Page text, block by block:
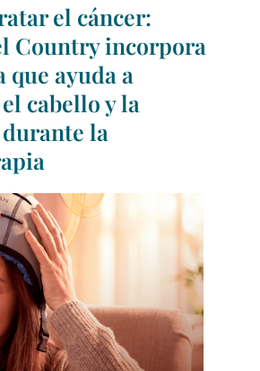
el cáncer:
Country incorpora
ayuda a
cabello y la
la